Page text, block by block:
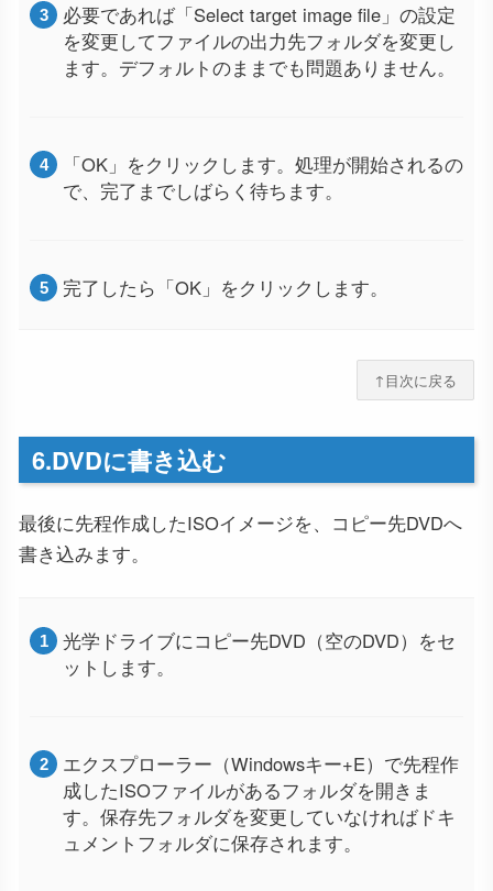
必要であれば「Select target image file」の設定
を変更してファイルの出力先フォルダを変更し
ます。デフォルトのままでも問題ありません。
「OK」をクリックします。処理が開始されるの
で、完了までしばらく待ちます。
完了したら「OK」をクリックします。
↑目次に戻る
6.DVDに書き込む
最後に先程作成したISOイメージを、コピー先DVDへ
書き込みます。
光学ドライブにコピー先DVD（空のDVD）をセ
ットします。
エクスプローラー（Windowsキー+E）で先程作
成したISOファイルがあるフォルダを開きま
す。保存先フォルダを変更していなければドキ
ュメントフォルダに保存されます。